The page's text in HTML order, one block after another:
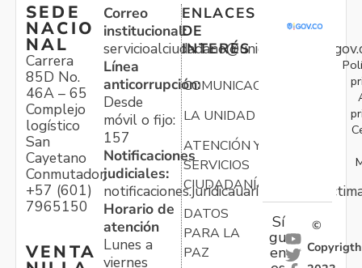
SEDE
NACIO
NAL
Carrera
85D No.
46A – 65
Complejo
logístico
San
Cayetano
Conmutador:
+57 (601)
7965150
VENTA
Correo
institucional:
Línea
anticorrupción:
Desde
móvil o fijo:
157
Notificaciones
judiciales:
Horario de
atención
Lunes a
viernes
ENLACES
DE
INTERÉS
COMUNICACIONES
LA UNIDAD
ATENCIÓN Y
SERVICIOS
CIUDADANÍA
DATOS
PARA LA
PAZ
Sí
gu
en
©
Copyrigth